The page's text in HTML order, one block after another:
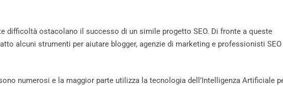
difficoltà ostacolano il successo di un simile progetto SEO. Di fronte a queste
alcuni strumenti per aiutare blogger, agenzie di marketing e professionisti SEO
numerosi e la maggior parte utilizza la tecnologia dell’Intelligenza Artificiale